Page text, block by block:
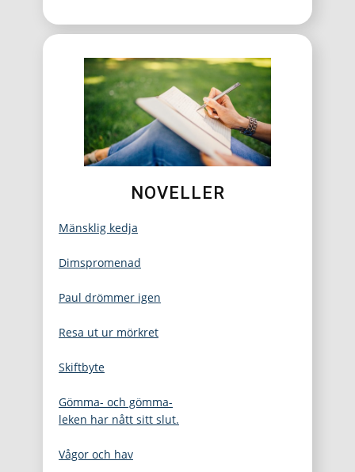
NOVELLER
Mänsklig kedja
Dimspromenad
Paul drömmer igen
Resa ut ur mörkret
Skiftbyte
Gömma- och gömma-
leken har nått sitt slut.
Vågor och hav